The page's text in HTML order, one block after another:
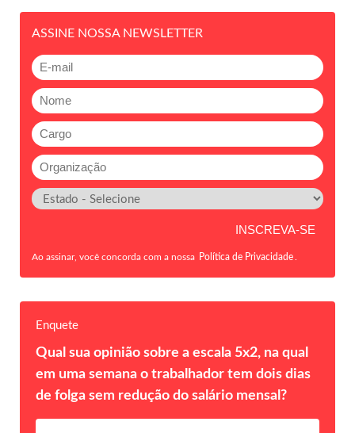
ASSINE NOSSA NEWSLETTER
Ao assinar, você concorda com a nossa Política de Privacidade
Enquete
Qual sua opinião sobre a escala 5x2, na qual
em uma semana o trabalhador tem dois dias
de folga sem redução do salário mensal?